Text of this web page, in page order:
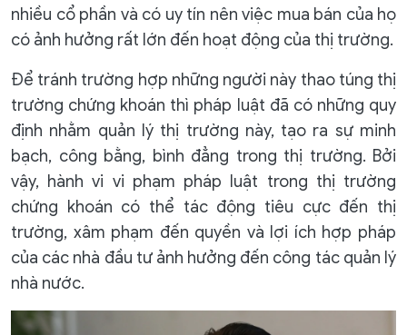
nhiều cổ phần và có uy tín nên việc mua bán của họ
có ảnh hưởng rất lớn đến hoạt động của thị trường.
Để tránh trường hợp những người này thao túng thị
trường chứng khoán thì pháp luật đã có những quy
định nhằm quản lý thị trường này, tạo ra sự minh
bạch, công bằng, bình đẳng trong thị trường. Bởi
vậy, hành vi vi phạm pháp luật trong thị trường
chứng khoán có thể tác động tiêu cực đến thị
trường, xâm phạm đến quyền và lợi ích hợp pháp
của các nhà đầu tư ảnh hưởng đến công tác quản lý
nhà nước.